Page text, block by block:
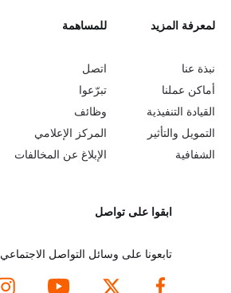
L
e
a
r
n
لمعرفة المزيد
نبذة عنا
أماكن عملنا
القيادة التنفيذية
التمويل والتأثير
الشفافية
G
o
b
e
y
n
d
للمساهمة
اتصل
تبرّعوا
وظائف
المركز الإعلامي
الإبلاغ عن المخالفات
ابقوا على تواصل
تابعونا على وسائل التواصل الاجتماعي